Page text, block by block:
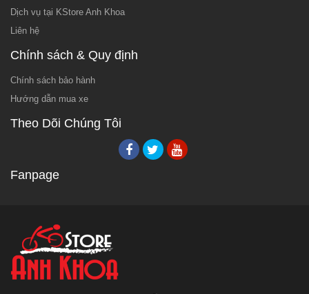
Dịch vụ tại KStore Anh Khoa
Liên hệ
Chính sách & Quy định
Chính sách bảo hành
Hướng dẫn mua xe
Theo Dõi Chúng Tôi
Fanpage